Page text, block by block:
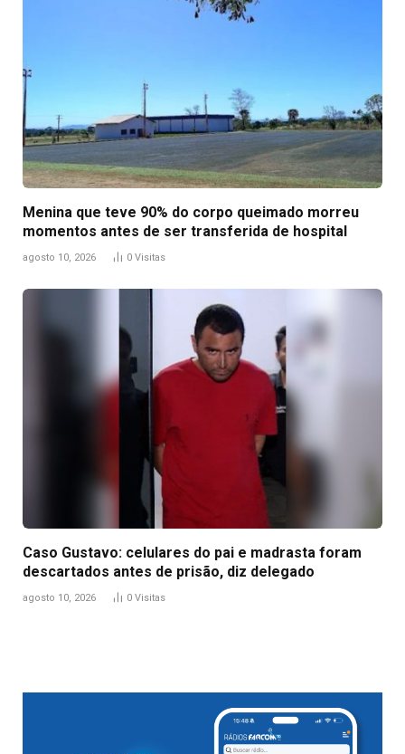
Menina que teve 90% do corpo queimado morreu
momentos antes de ser transferida de hospital
agosto 10, 2026 0 Visitas
Caso Gustavo: celulares do pai e madrasta foram
descartados antes de prisão, diz delegado
agosto 10, 2026 0 Visitas